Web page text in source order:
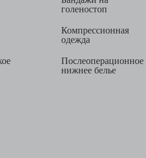
голеностоп
Компрессионная
одежда
Послеоперационное
нижнее белье